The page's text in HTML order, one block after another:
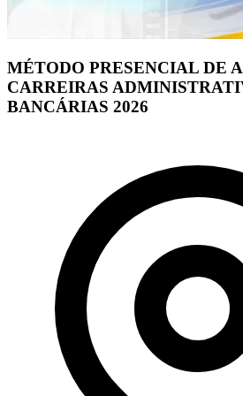
MÉTODO PRESENCIAL DE
CARREIRAS
BANCÁRIAS 2026